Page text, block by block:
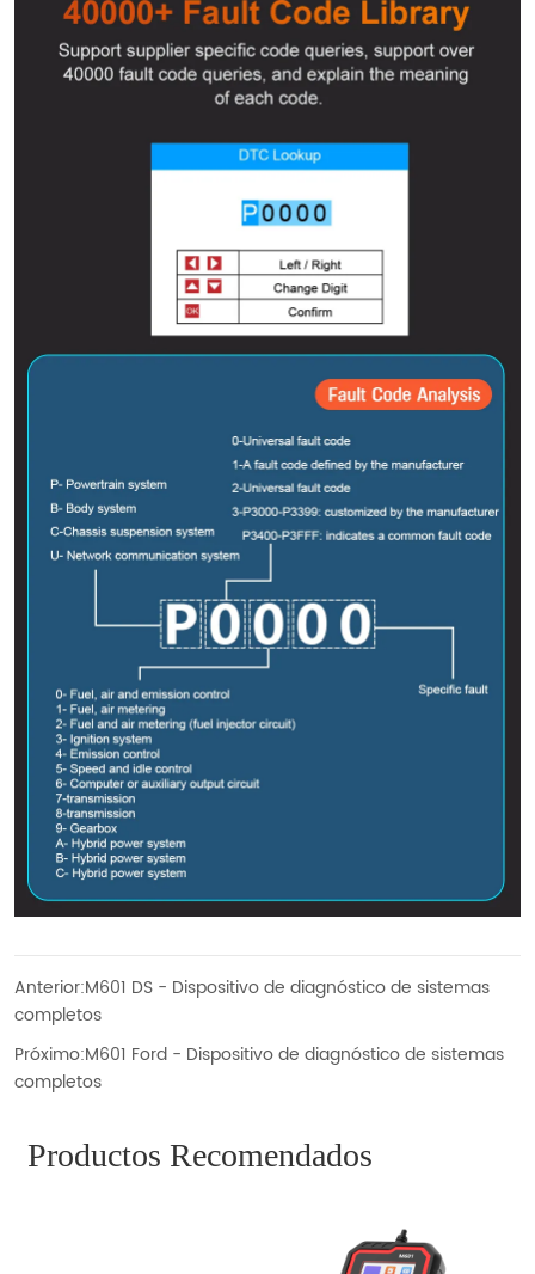
Anterior:M601 DS - Dispositivo de diagnóstico de sistemas
completos
Próximo:M601 Ford - Dispositivo de diagnóstico de sistemas
completos
Productos Recomendados